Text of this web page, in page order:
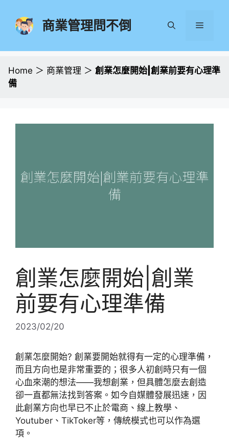
商業管理問不倒 選
Home ＞ 商業管理 ＞ 創業怎麼開始|創業前要有心理準
備
創業怎麼開始|創業
前要有心理準備
2023/02/20
創業怎麼開始? 創業要開始就得有一定的心理準備，
而且方向也是非常重要的；很多人初創時只有一個
心血來潮的想法——我想創業，但具體怎麼去創造
卻一直都無法找到答案。如今自媒體發展迅速，因
此創業方向也早已不止於電商、線上教學、
Youtuber、TikToker等，傳統模式也可以作為選
項。